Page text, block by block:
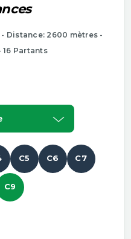
Distance: 2600 mètres -
Partants
C5 C6 C7
C9